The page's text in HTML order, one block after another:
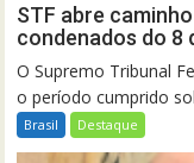
STF abre
condenados do 8
O Supremo Tribunal
o período cumprido
Brasil Destaque